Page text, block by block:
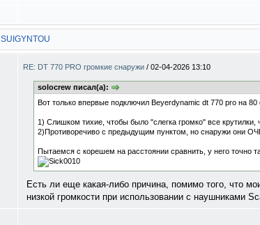
SUIGYNTOU
RE: DT 770 PRO громкие снаружи / 02-04-2026 13:10
solocrew писал(а):
Вот только впервые подключил Beyerdynamic dt 770 pro на
1) Слишком тихие, чтобы было "слегка громко" все крутилки,
2)Противоречиво с предыдущим пунктом, но снаружи они
Пытаемся с корешем на расстоянии сравнить, у него точно
Есть ли еще какая-либо причина, помимо того, что
низкой громкости при использовании с наушниками